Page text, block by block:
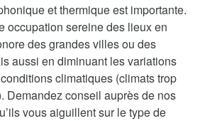
et thermique est importante.
occupation sereine des lieux en
des grandes villes ou des
aussi en diminuant les variations
climatiques (climats trop
Demandez conseil auprès de nos
vous aiguillent sur le type de